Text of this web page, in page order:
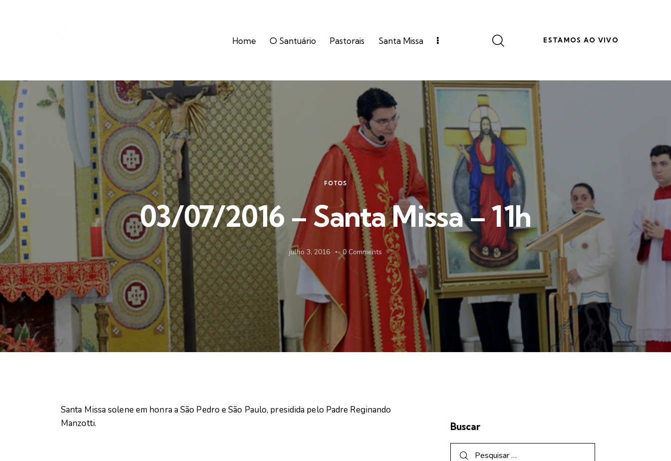
Home O Santuário Pastorais Santa Missa ESTAMOS AO VIVO
FOTOS
03/07/2016 – Santa Missa – 11h
julho 3, 2016 0 Comments
Santa Missa solene em honra a São Pedro e São Paulo, presidida pelo Padre Reginando
Manzotti.
Buscar